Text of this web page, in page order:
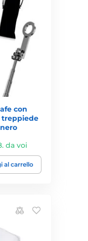
con
treppiede
da voi
al carrello